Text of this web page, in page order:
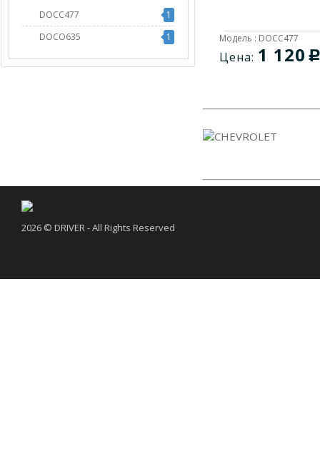
DOCC477
1
DOCO635
1
Цена: 1 120
Модель : DOCC477
2026 © DRIVER - All Rights Reserved